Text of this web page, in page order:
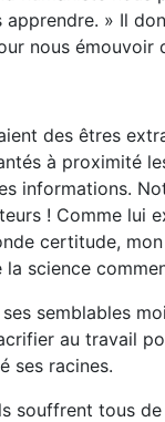
» Il
nous émouvoir
des êtres
à proximité
informations.
! Comme lui
certitude,
science
semblables
au travail
ses racines.
souffrent tous